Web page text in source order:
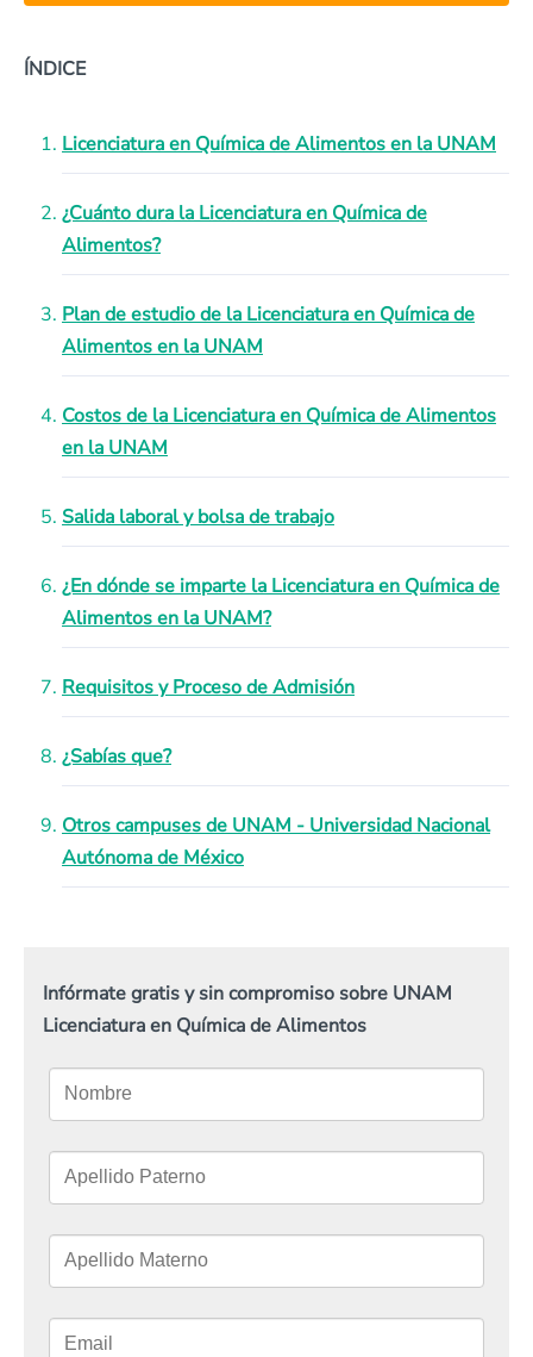
ÍNDICE
Licenciatura en Química de Alimentos en la UNAM
¿Cuánto dura la Licenciatura en Química de
Alimentos?
Plan de estudio de la Licenciatura en Química de
Alimentos en la UNAM
Costos de la Licenciatura en Química de Alimentos
en la UNAM
Salida laboral y bolsa de trabajo
¿En dónde se imparte la Licenciatura en Química de
Alimentos en la UNAM?
Requisitos y Proceso de Admisión
¿Sabías que?
Otros campuses de UNAM - Universidad Nacional
Autónoma de México
Infórmate gratis y sin compromiso sobre UNAM
Licenciatura en Química de Alimentos